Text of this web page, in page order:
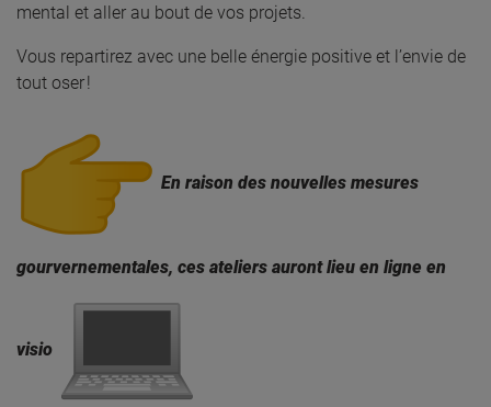
mental et aller au bout de vos projets.
Vous repartirez avec une belle énergie positive et l’envie de
tout oser !
En raison des nouvelles mesures
gourvernementales, ces ateliers auront lieu en ligne en
visio